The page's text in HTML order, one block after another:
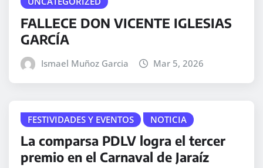
FALLECE DON VICENTE IGLESIAS
GARCÍA
Ismael Muñoz Garcia Mar 5, 2026
FESTIVIDADES Y EVENTOS NOTICIA
La comparsa PDLV logra el tercer
premio en el Carnaval de Jaraíz